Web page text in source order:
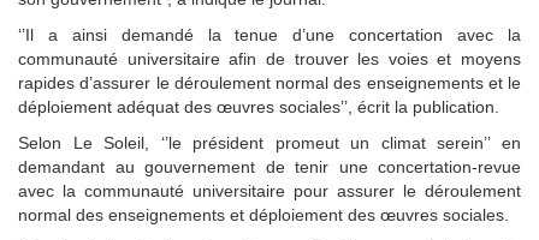
‘’Il a ainsi demandé la tenue d’une concertation avec la
communauté universitaire afin de trouver les voies et moyens
rapides d’assurer le déroulement normal des enseignements et le
déploiement adéquat des œuvres sociales’’, écrit la publication.
Selon Le Soleil, ‘’le président promeut un climat serein’’ en
demandant au gouvernement de tenir une concertation-revue
avec la communauté universitaire pour assurer le déroulement
normal des enseignements et déploiement des œuvres sociales.